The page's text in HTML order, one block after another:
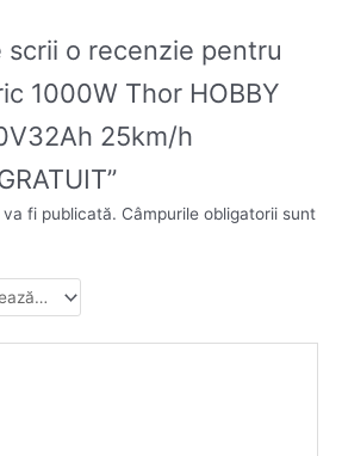
scrii o recenzie pentru
1000W Thor HOBBY
25km/h
va fi publicată. Câmpurile obligatorii sunt